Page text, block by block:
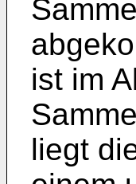
ist im
liegt